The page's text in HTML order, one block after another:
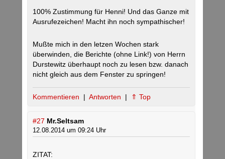
100% Zustimmung für Henni! Und das Ganze mit
Ausrufezeichen! Macht ihn noch sympathischer!
Mußte mich in den letzen Wochen stark
überwinden, die Berichte (ohne Link!) von Herrn
Durstewitz überhaupt noch zu lesen bzw. danach
nicht gleich aus dem Fenster zu springen!
Kommentieren | Antworten | ⇑ Top
#27 Mr.Seltsam
12.08.2014 um 09:24 Uhr
ZITAT: